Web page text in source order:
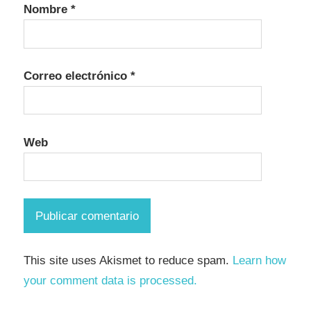
Nombre *
Correo electrónico *
Web
This site uses Akismet to reduce spam. Learn how
your comment data is processed.